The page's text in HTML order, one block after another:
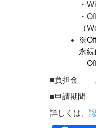
・
・
（
永
■負担金 ノ
■申請期間
詳しくは、